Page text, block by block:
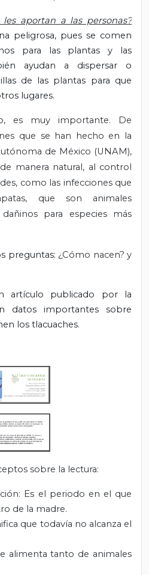
les aportan a las personas?
peligrosa, pues se comen
para las plantas y las
ayudan a dispersar o
de las plantas para que
lugares.
es muy importante. De
que se han hecho en la
de México (UNAM),
manera natural, al control
como las infecciones que
que son animales
para especies más
preguntas: ¿Cómo nacen? y
artículo publicado por la
datos importantes sobre
los tlacuaches.
sobre la lectura:
Es el periodo en el que
de la madre.
que todavía no alcanza el
alimenta tanto de animales